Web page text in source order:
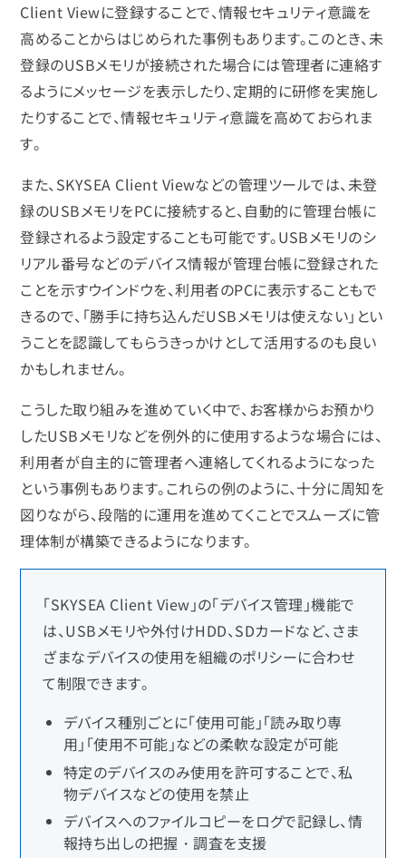
Client Viewに登録することで、情報セキュリティ意識を
高めることからはじめられた事例もあります。このとき、未
登録のUSBメモリが接続された場合には管理者に連絡す
るようにメッセージを表示したり、定期的に研修を実施し
たりすることで、情報セキュリティ意識を高めておられま
す。
また、SKYSEA Client Viewなどの管理ツールでは、未登
録のUSBメモリをPCに接続すると、自動的に管理台帳に
登録されるよう設定することも可能です。USBメモリのシ
リアル番号などのデバイス情報が管理台帳に登録された
ことを示すウインドウを、利用者のPCに表示することもで
きるので、「勝手に持ち込んだUSBメモリは使えない」とい
うことを認識してもらうきっかけとして活用するのも良い
かもしれません。
こうした取り組みを進めていく中で、お客様からお預かり
したUSBメモリなどを例外的に使用するような場合には、
利用者が自主的に管理者へ連絡してくれるようになった
という事例もあります。これらの例のように、十分に周知を
図りながら、段階的に運用を進めてくことでスムーズに管
理体制が構築できるようになります。
「SKYSEA Client View」の「デバイス管理」機能で
は、USBメモリや外付けHDD、SDカードなど、さま
ざまなデバイスの使用を組織のポリシーに合わせ
て制限できます。
デバイス種別ごとに「使用可能」「読み取り専
用」「使用不可能」などの柔軟な設定が可能
特定のデバイスのみ使用を許可することで、私
物デバイスなどの使用を禁止
デバイスへのファイルコピーをログで記録し、情
報持ち出しの把握・調査を支援